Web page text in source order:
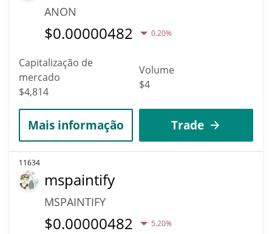
ANON
$0.00000482 0.20%
Capitalização de
mercado
$4,814
Volume
$4
Mais informação Trade
11634
mspaintify
MSPAINTIFY
$0.00000482 5.20%